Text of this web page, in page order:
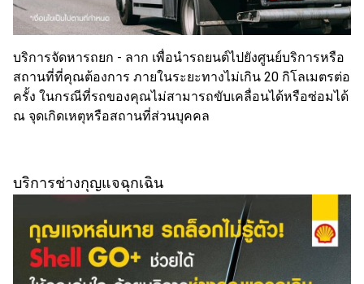
บริการจัดหารถยก - ลาก เพื่อนำรถยนต์ไปยังศูนย์บริการหรือ
สถานที่ที่คุณต้องการ ภายในระยะทางไม่เกิน 20 กิโลเมตรต่อ
ครั้ง ในกรณีที่รถของคุณไม่สามารถขับเคลื่อนได้หรือซ่อมได้
ณ จุดเกิดเหตุหรือสถานที่ส่วนบุคคล
บริการช่างกุญแจฉุกเฉิน